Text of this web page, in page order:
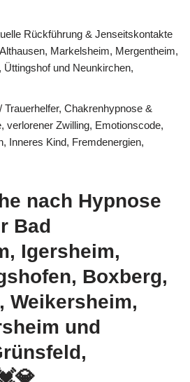
Rückführung & Jenseitskontakte
Markelsheim, Mergentheim,
Üttingshof und Neunkirchen,
Trauerhelfer, Chakrenhypnose &
verlorener Zwilling, Emotionscode,
Inneres Kind, Fremdenergien,
nach Hypnose
Bad
Igersheim,
Boxberg,
Weikersheim,
und